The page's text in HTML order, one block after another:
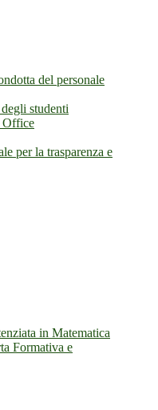
del personale
studenti
Office
per la trasparenza e
in Matematica
Formativa e